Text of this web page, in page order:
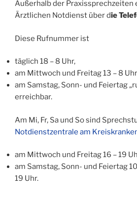
Außerhalb der Praxissprechzeiten
Ärztlichen Notdienst über die
Diese Rufnummer ist
täglich 18 – 8 Uhr,
am Mittwoch und Freitag 13 – 8
am Samstag, Sonn- und Feiertag
erreichbar.
Am Mi, Fr, Sa und So sind
Notdienstzentrale am
am Mittwoch und Freitag 16 – 19
am Samstag, Sonn- und Feiertag
19 Uhr.